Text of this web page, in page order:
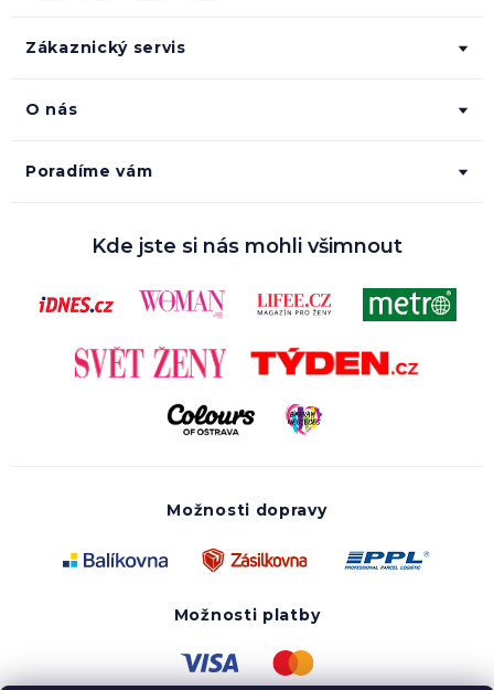
Zákaznický servis
O nás
Poradíme vám
Kde jste si nás mohli všimnout
Možnosti dopravy
Možnosti platby